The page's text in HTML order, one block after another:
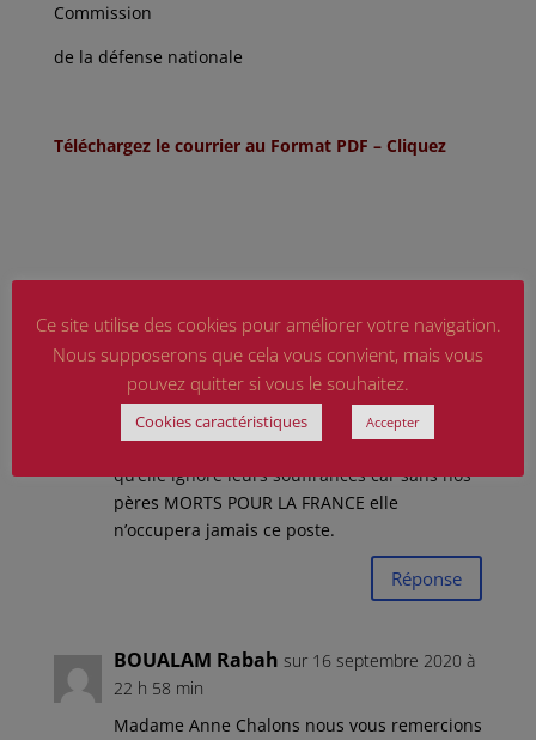
Commission
de la défense nationale
Téléchargez le courrier au Format PDF – Cliquez
3 Commentaires
BOUALAM Rabah sur 16 septembre 2020 à
22 h 29 min
Tant qu’il Madame la secrétaire d’état rien ne
passera pour les pupilles de la nation parce-
qu’elle ignore leurs souffrances car sans nos
pères MORTS POUR LA FRANCE elle
n’occupera jamais ce poste.
Réponse
BOUALAM Rabah sur 16 septembre 2020 à
22 h 58 min
Madame Anne Chalons nous vous remercions
Ce site utilise des cookies pour améliorer votre navigation.
Nous supposerons que cela vous convient, mais vous
pouvez quitter si vous le souhaitez.
Cookies caractéristiques Accepter